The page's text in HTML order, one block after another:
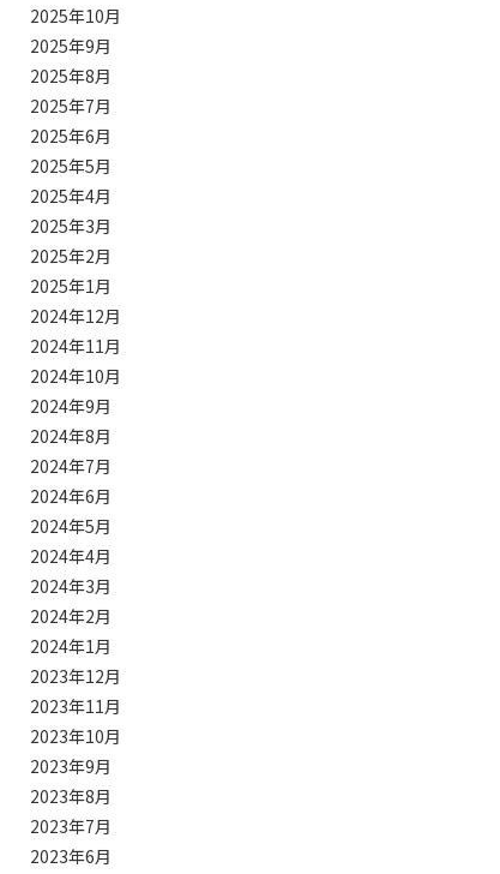
2025年10月
2025年9月
2025年8月
2025年7月
2025年6月
2025年5月
2025年4月
2025年3月
2025年2月
2025年1月
2024年12月
2024年11月
2024年10月
2024年9月
2024年8月
2024年7月
2024年6月
2024年5月
2024年4月
2024年3月
2024年2月
2024年1月
2023年12月
2023年11月
2023年10月
2023年9月
2023年8月
2023年7月
2023年6月